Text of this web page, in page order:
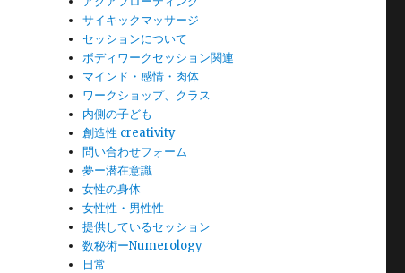
サイキックマッサージ
セッションについて
ボディワークセッション関連
マインド・感情・肉体
ワークショップ、クラス
内側の子ども
創造性 creativity
問い合わせフォーム
夢ー潜在意識
女性の身体
女性性・男性性
提供しているセッション
数秘術ーNumerology
日常